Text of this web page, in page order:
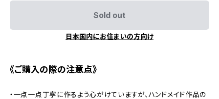
Sold out
日本国内にお住まいの方向け
《ご購入の際の注意点》
・一点一点丁寧に作るよう心がけていますが、ハンドメイド作品の